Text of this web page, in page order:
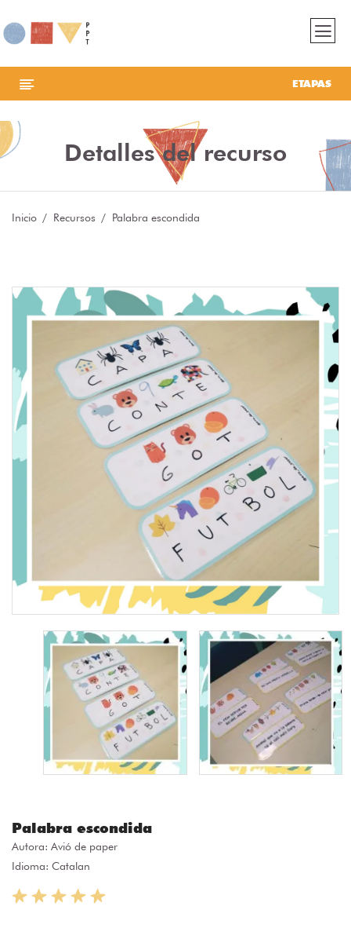
ETAPAS
Detalles del recurso
Inicio Recursos Palabra escondida
Palabra escondida
Autora: Avió de paper
Idioma: Catalan